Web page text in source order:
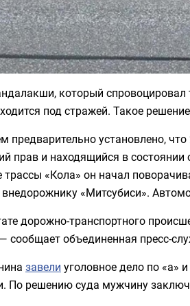
который
под стражей. Такое
предварительно установлено,
прав и находящийся в состоянии
трассы «Кола» он начал
внедорожнику «Митсубиси».
дорожно-транспортного
сообщает объединенная пресс-
завели уголовное дело по «а»
По решению суда мужчину